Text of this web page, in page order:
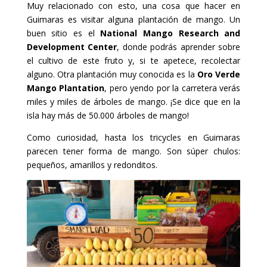
Muy relacionado con esto, una cosa que hacer en
Guimaras es visitar alguna plantación de mango. Un
buen sitio es el National Mango Research and
Development Center, donde podrás aprender sobre
el cultivo de este fruto y, si te apetece, recolectar
alguno. Otra plantación muy conocida es la Oro Verde
Mango Plantation, pero yendo por la carretera verás
miles y miles de árboles de mango. ¡Se dice que en la
isla hay más de 50.000 árboles de mango!
Como curiosidad, hasta los tricycles en Guimaras
parecen tener forma de mango. Son súper chulos:
pequeños, amarillos y redonditos.